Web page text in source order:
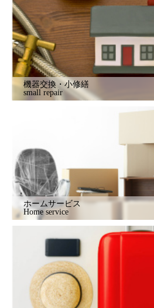
機器交換・小修繕
small repair
ホームサービス
Home service